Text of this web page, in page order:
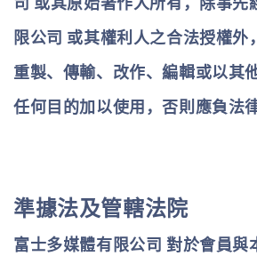
限公司 或其權利人之合法授權外
重製、傳輸、改作、編輯或以其
任何目的加以使用，否則應負法
準據法及管轄法院
富士多媒體有限公司 對於會員與